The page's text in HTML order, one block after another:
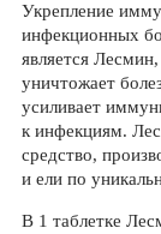
Укрепление
инфекционных
является
уничтожает
усиливает
к инфекциям.
средство,
и ели по
В 1 таблетке